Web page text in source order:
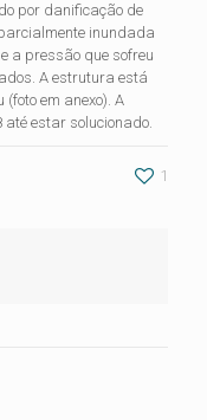
por danificação de
inundada
a pressão que sofreu
A estrutura está
em anexo). A
estar solucionado.
1